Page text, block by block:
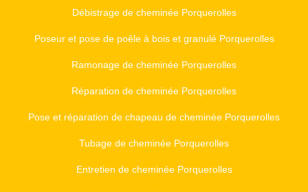
Débistrage de cheminée Porquerolles
Poseur et pose de poêle à bois et granulé Porquerolles
Ramonage de cheminée Porquerolles
Réparation de cheminée Porquerolles
Pose et réparation de chapeau de cheminée Porquerolles
Tubage de cheminée Porquerolles
Entretien de cheminée Porquerolles